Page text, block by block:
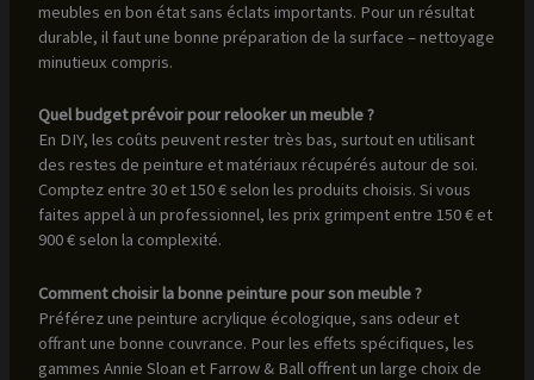
meubles en bon état sans éclats importants. Pour un résultat
durable, il faut une bonne préparation de la surface – nettoyage
minutieux compris.
Quel budget prévoir pour relooker un meuble ?
En DIY, les coûts peuvent rester très bas, surtout en utilisant
des restes de peinture et matériaux récupérés autour de soi.
Comptez entre 30 et 150 € selon les produits choisis. Si vous
faites appel à un professionnel, les prix grimpent entre 150 € et
900 € selon la complexité.
Comment choisir la bonne peinture pour son meuble ?
Préférez une peinture acrylique écologique, sans odeur et
offrant une bonne couvrance. Pour les effets spécifiques, les
gammes Annie Sloan et Farrow & Ball offrent un large choix de